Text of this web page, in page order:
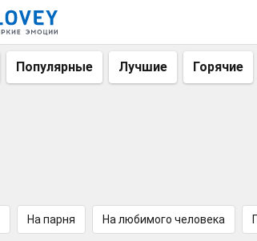
Популярные Лучшие Горячие
На парня На любимого человека